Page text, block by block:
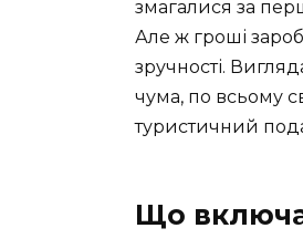
змагалися за
Але ж гроші
зручності.
чума, по всьому
туристичний
Що